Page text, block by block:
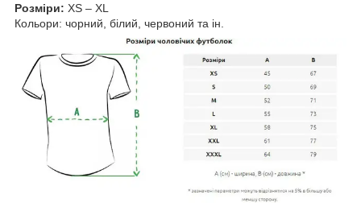
Розміри: XS – XL
Кольори: чорний, білий, червоний та ін.